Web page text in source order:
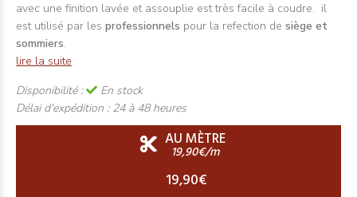
avec une finition lavée et assouplie est très facile à coudre. il
est utilisé par les professionnels pour la refection de siège et
sommiers.
lire la suite
Disponibilité :
En stock
Délai d'expédition : 24 à 48 heures
AU MÈTRE
19,90€/m
19,90€